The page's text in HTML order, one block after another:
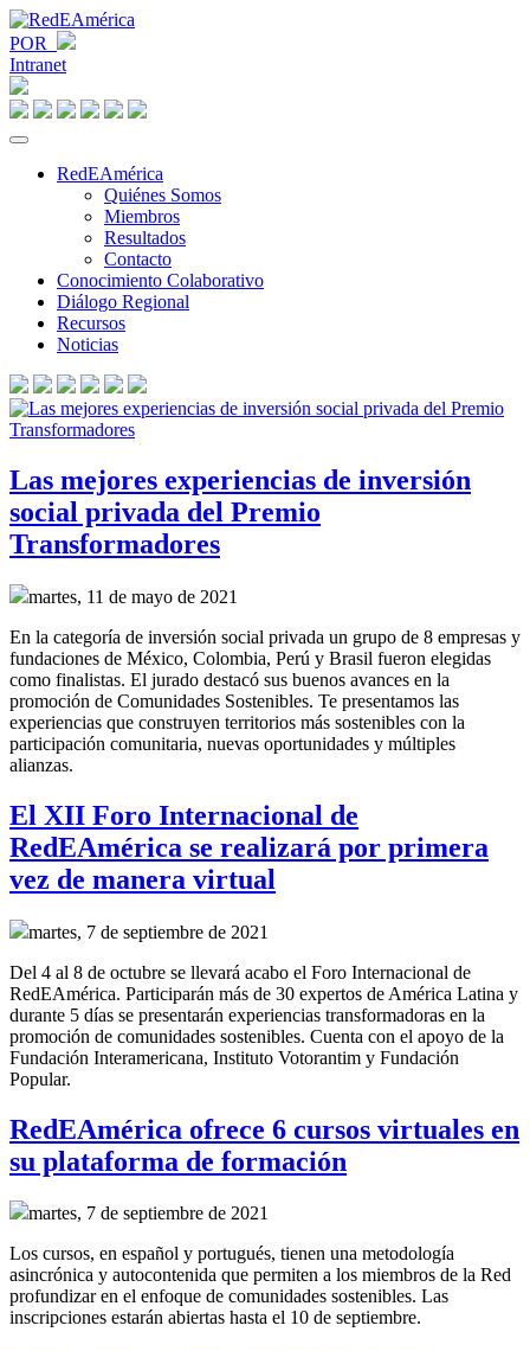
POR
Intranet
RedEAmérica
Quiénes Somos
Miembros
Resultados
Contacto
Conocimiento Colaborativo
Diálogo Regional
Recursos
Noticias
Las mejores experiencias de inversión
social privada del Premio
Transformadores
martes, 11 de mayo de 2021
En la categoría de inversión social privada un grupo de 8 empresas y
fundaciones de México, Colombia, Perú y Brasil fueron elegidas
como finalistas. El jurado destacó sus buenos avances en la
promoción de Comunidades Sostenibles. Te presentamos las
experiencias que construyen territorios más sostenibles con la
participación comunitaria, nuevas oportunidades y múltiples
alianzas.
El XII Foro Internacional de
RedEAmérica se realizará por primera
vez de manera virtual
martes, 7 de septiembre de 2021
Del 4 al 8 de octubre se llevará acabo el Foro Internacional de
RedEAmérica. Participarán más de 30 expertos de América Latina y
durante 5 días se presentarán experiencias transformadoras en la
promoción de comunidades sostenibles. Cuenta con el apoyo de la
Fundación Interamericana, Instituto Votorantim y Fundación
Popular.
RedEAmérica ofrece 6 cursos virtuales en
su plataforma de formación
martes, 7 de septiembre de 2021
Los cursos, en español y portugués, tienen una metodología
asincrónica y autocontenida que permiten a los miembros de la Red
profundizar en el enfoque de comunidades sostenibles. Las
inscripciones estarán abiertas hasta el 10 de septiembre.